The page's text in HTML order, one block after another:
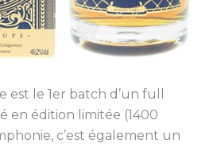
est le 1er batch d’un full
en édition limitée (1400
c’est également un